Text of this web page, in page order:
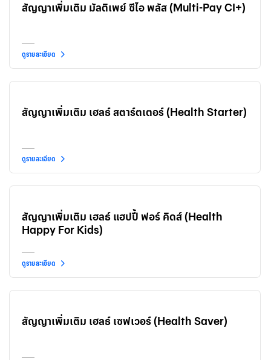
สัญญาเพิ่มเติม มัลติเพย์ ซีไอ พลัส (Multi-Pay CI+)
ดูรายละเอียด
สัญญาเพิ่มเติม เฮลธ์ สตาร์ตเตอร์ (Health Starter)
ดูรายละเอียด
สัญญาเพิ่มเติม เฮลธ์ แฮปปี้ ฟอร์ คิดส์ (Health
Happy For Kids)
ดูรายละเอียด
สัญญาเพิ่มเติม เฮลธ์ เซฟเวอร์ (Health Saver)